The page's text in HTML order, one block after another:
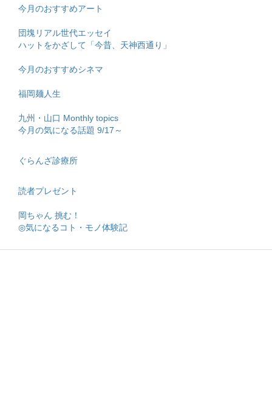
今月のおすすめアート
団塊リアル世代エッセイ
ハットをかざして「今昔、天神西通り」
今月のおすすめシネマ
福岡麺人生
九州・山口 Monthly topics
今月の気になる話題 9/17～
ぐらんざ診療所
読者プレゼント
岡ちゃん 挑む！
◎気になるコト・モノ体験記